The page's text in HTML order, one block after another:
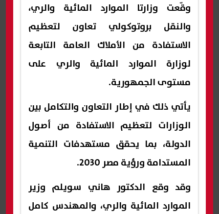
وقّعت وزارتا الموارد المائية والري،
والنقل بروتوكولي تعاون لتعظيم
الاستفادة من الأملاك العامة التابعة
لوزارة الموارد المائية والري على
مستوى الجمهورية.
يأتي ذلك في إطار التعاون والتكامل بين
الوزارات لتعظيم الاستفادة من أصول
الدولة، بما يحقق مستهدفات التنمية
المستدامة ورؤية مصر 2030.
وقد وقع الدكتور هاني سويلم وزير
الموارد المائية والري، والمهندس كامل